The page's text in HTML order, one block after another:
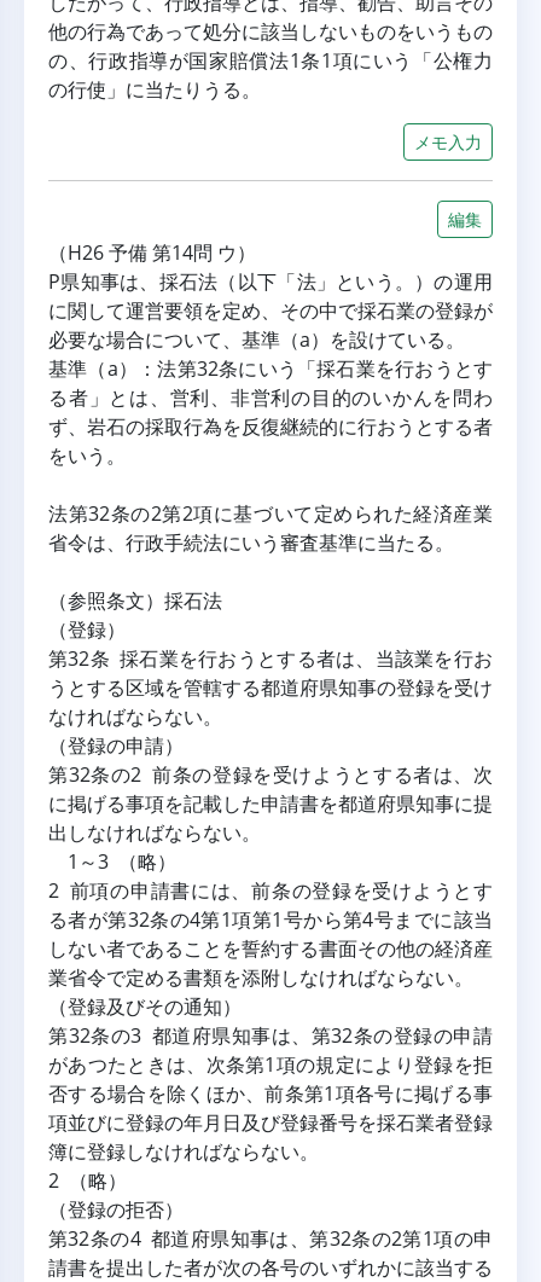
他の行為であって処分に該当しないものをいうもの
の、行政指導が国家賠償法1条1項にいう「公権力
の行使」に当たりうる。
メモ入力
編集
（H26 予備 第14問 ウ）
P県知事は、採石法（以下「法」という。）の運用
に関して運営要領を定め、その中で採石業の登録が
必要な場合について、基準（a）を設けている。
基準（a）：法第32条にいう「採石業を行おうとす
る者」とは、営利、非営利の目的のいかんを問わ
ず、岩石の採取行為を反復継続的に行おうとする者
をいう。
法第32条の2第2項に基づいて定められた経済産業
省令は、行政手続法にいう審査基準に当たる。
（参照条文）採石法
（登録）
第32条 採石業を行おうとする者は、当該業を行お
うとする区域を管轄する都道府県知事の登録を受け
なければならない。
（登録の申請）
第32条の2 前条の登録を受けようとする者は、次
に掲げる事項を記載した申請書を都道府県知事に提
出しなければならない。
1～3 （略）
2 前項の申請書には、前条の登録を受けようとす
る者が第32条の4第1項第1号から第4号までに該当
しない者であることを誓約する書面その他の経済産
業省令で定める書類を添附しなければならない。
（登録及びその通知）
第32条の3 都道府県知事は、第32条の登録の申請
があつたときは、次条第1項の規定により登録を拒
否する場合を除くほか、前条第1項各号に掲げる事
項並びに登録の年月日及び登録番号を採石業者登録
簿に登録しなければならない。
2 （略）
（登録の拒否）
第32条の4 都道府県知事は、第32条の2第1項の申
請書を提出した者が次の各号のいずれかに該当する